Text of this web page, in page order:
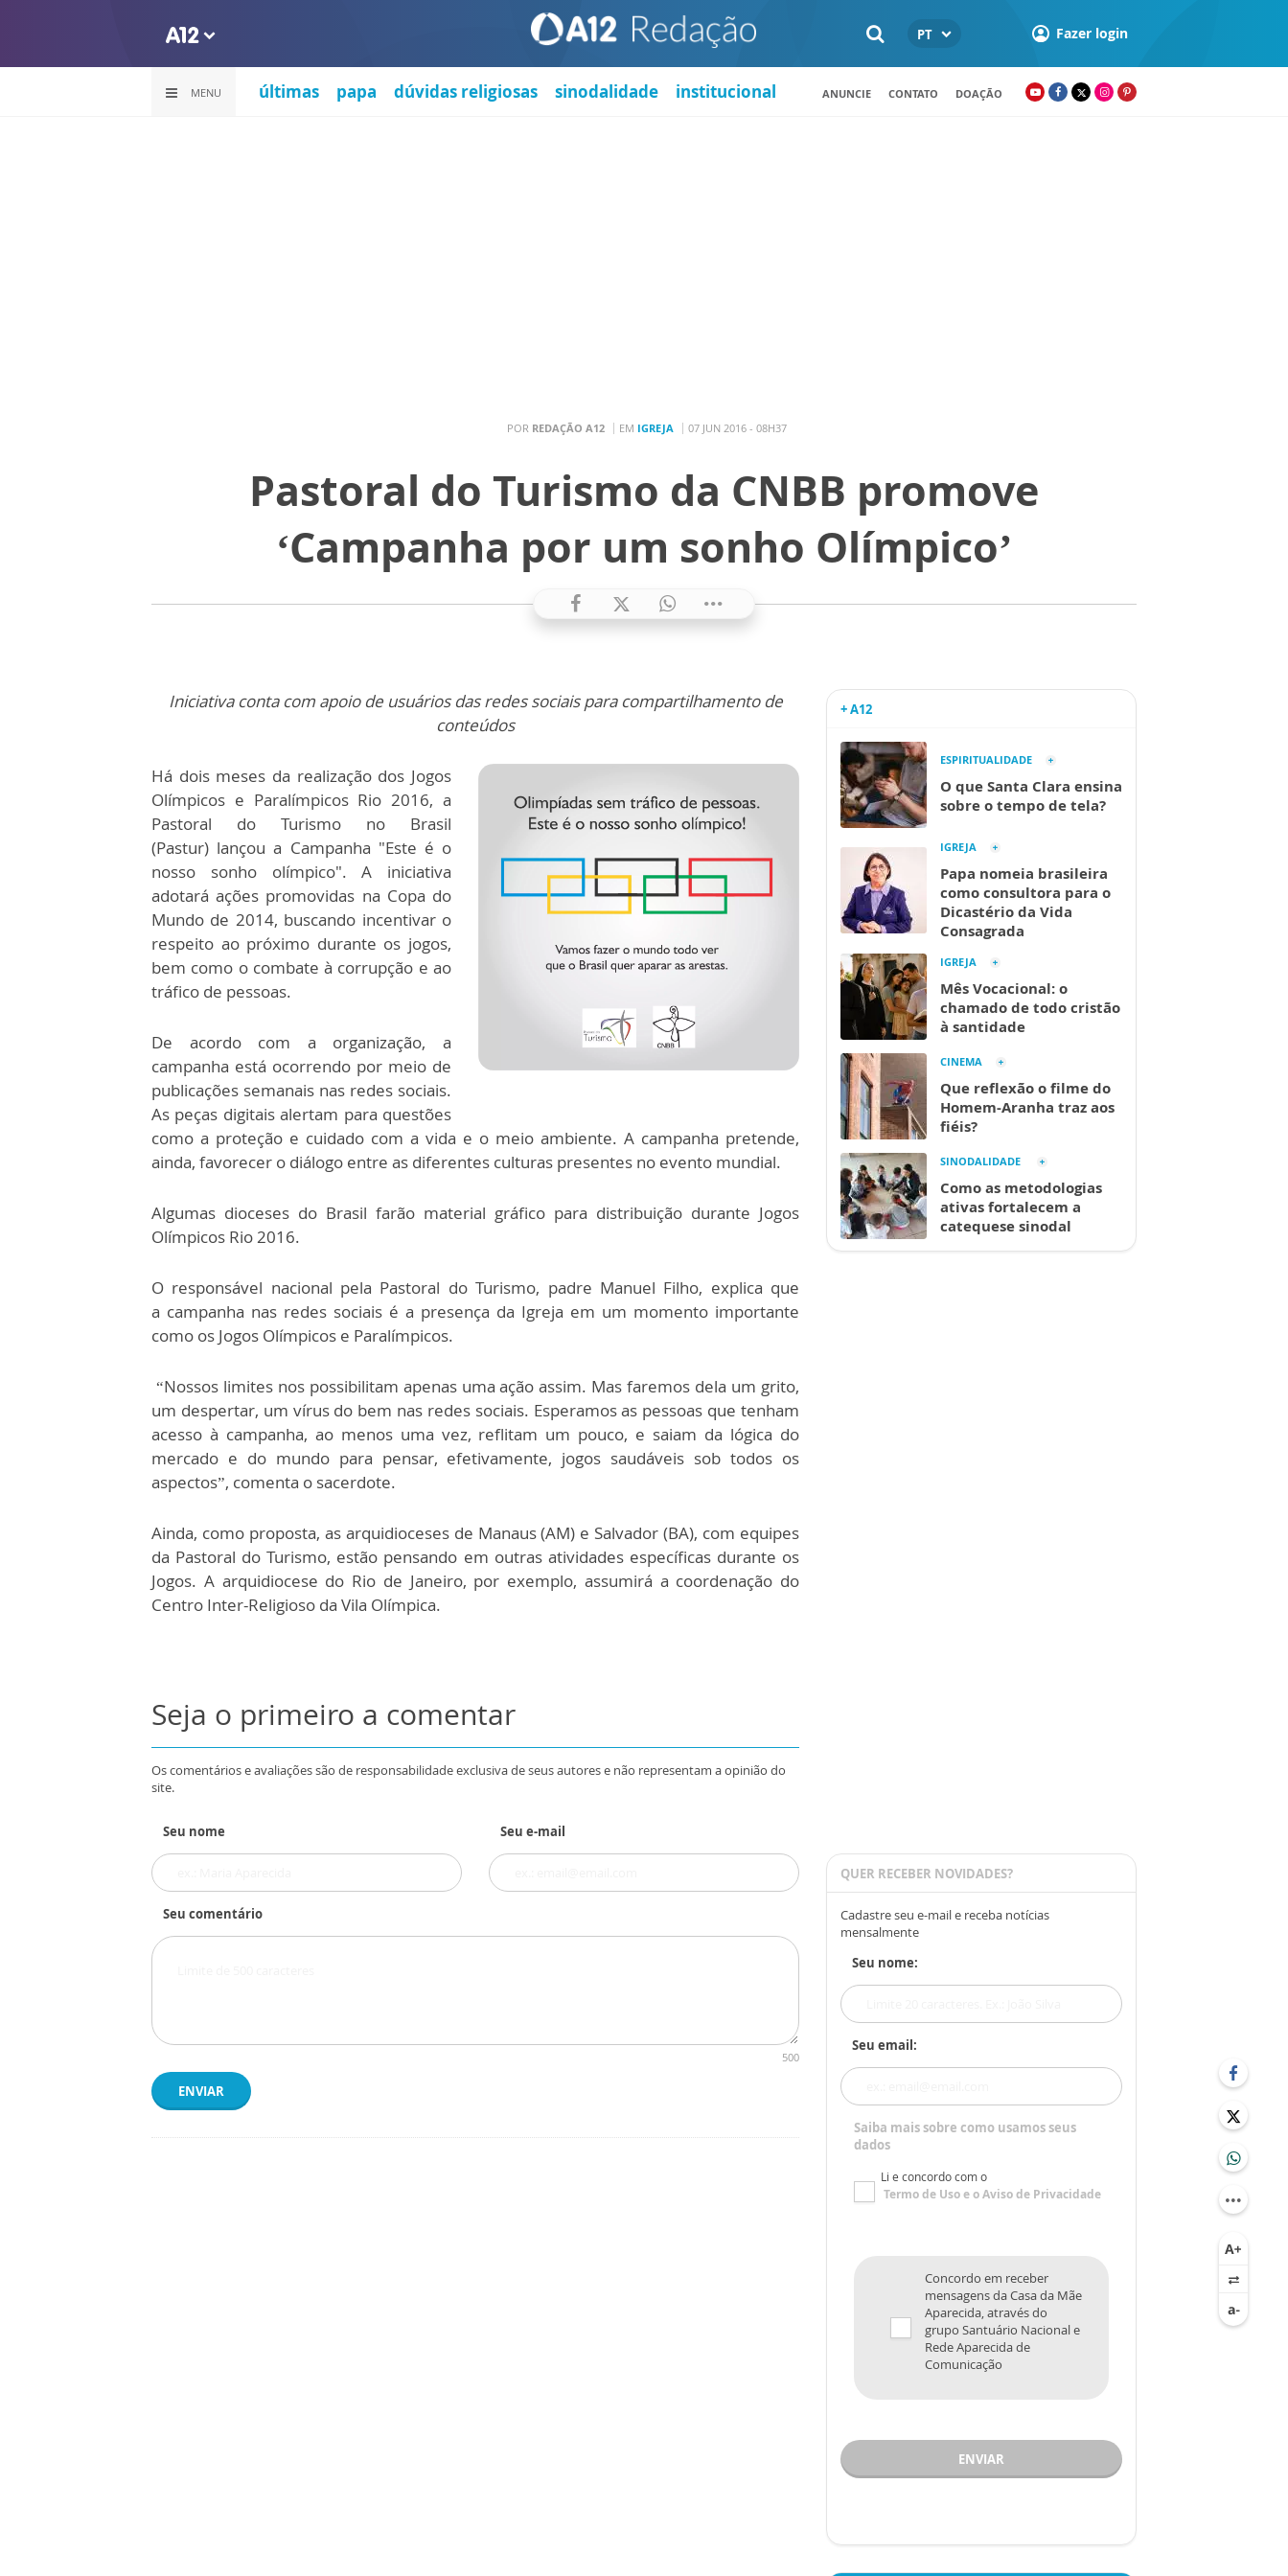
PT Fazer login
MENU últimas papa dúvidas religiosas sinodalidade institucional ANUNCIE CONTATO DOAÇÃO
POR REDAÇÃO A12 EM IGREJA 07 JUN 2016 - 08H37
Pastoral do Turismo da CNBB promove
‘Campanha por um sonho Olímpico’
Iniciativa conta com apoio de usuários das redes sociais para compartilhamento de
conteúdos
Há dois meses da realização dos Jogos
Olímpicos e Paralímpicos Rio 2016, a
Pastoral do Turismo no Brasil
(Pastur) lançou a Campanha "Este é o
nosso sonho olímpico". A iniciativa
adotará ações promovidas na Copa do
Mundo de 2014, buscando incentivar o
respeito ao próximo durante os jogos,
bem como o combate à corrupção e ao
tráfico de pessoas.
De acordo com a organização, a
campanha está ocorrendo por meio de
publicações semanais nas redes sociais.
As peças digitais alertam para questões
como a proteção e cuidado com a vida e o meio ambiente. A campanha pretende,
ainda, favorecer o diálogo entre as diferentes culturas presentes no evento mundial.
Algumas dioceses do Brasil farão material gráfico para distribuição durante Jogos
Olímpicos Rio 2016.
O responsável nacional pela Pastoral do Turismo, padre Manuel Filho, explica que
a campanha nas redes sociais é a presença da Igreja em um momento importante
como os Jogos Olímpicos e Paralímpicos.
“Nossos limites nos possibilitam apenas uma ação assim. Mas faremos dela um grito,
um despertar, um vírus do bem nas redes sociais. Esperamos as pessoas que tenham
acesso à campanha, ao menos uma vez, reflitam um pouco, e saiam da lógica do
mercado e do mundo para pensar, efetivamente, jogos saudáveis sob todos os
aspectos”, comenta o sacerdote.
Ainda, como proposta, as arquidioceses de Manaus (AM) e Salvador (BA), com equipes
da Pastoral do Turismo, estão pensando em outras atividades específicas durante os
Jogos. A arquidiocese do Rio de Janeiro, por exemplo, assumirá a coordenação do
Centro Inter-Religioso da Vila Olímpica.
Seja o primeiro a comentar
Os comentários e avaliações são de responsabilidade exclusiva de seus autores e não representam a opinião do
site.
Seu nome Seu e-mail
Seu comentário
500
ENVIAR
+ A12
ESPIRITUALIDADE
O que Santa Clara ensina
sobre o tempo de tela?
IGREJA
Papa nomeia brasileira
como consultora para o
Dicastério da Vida
Consagrada
IGREJA
Mês Vocacional: o
chamado de todo cristão
à santidade
CINEMA
Que reflexão o filme do
Homem-Aranha traz aos
fiéis?
SINODALIDADE
Como as metodologias
ativas fortalecem a
catequese sinodal
QUER RECEBER NOVIDADES?
Cadastre seu e-mail e receba notícias
mensalmente
Seu nome:
Seu email:
Saiba mais sobre como usamos seus
dados
Li e concordo com o
Termo de Usoe oAviso de Privacidade
Concordo em receber
mensagens da Casa da Mãe
Aparecida, através do
grupo Santuário Nacional e
Rede Aparecida de
Comunicação
ENVIAR